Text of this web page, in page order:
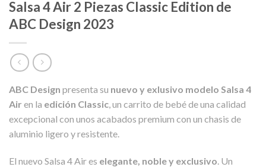
Salsa 4 Air 2 Piezas Classic Edition de
ABC Design 2023
ABC Design presenta su nuevo y exlusivo modelo Salsa 4
Air en la edición Classic, un carrito de bebé de una calidad
excepcional con unos acabados premium con un chasis de
aluminio ligero y resistente.
El nuevo Salsa 4 Air es elegante, noble y exclusivo. Un